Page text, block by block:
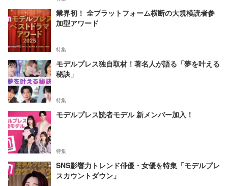
業界初！ 全プラットフォーム横断の大規模読者参
加型アワード
特集
モデルプレス独自取材！著名人が語る「夢を叶える
秘訣」
特集
モデルプレス読者モデル 新メンバー加入！
特集
SNS影響力トレンド俳優・女優を特集「モデルプレ
スカウントダウン」